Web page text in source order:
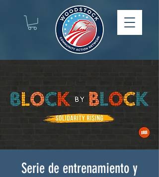
Serie de entrenamiento y